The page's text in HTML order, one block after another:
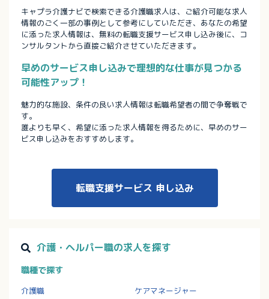
キャプラ介護ナビで検索できる介護職求人は、ご紹介可能な求人
情報のごく一部の事例として参考にしていただき、あなたの希望
に添った求人情報は、無料の転職支援サービス申し込み後に、コ
ンサルタントから直接ご紹介させていただきます。
早めのサービス申し込みで理想的な仕事が見つかる
可能性アップ！
魅力的な施設、条件の良い求人情報は転職希望者の間で争奪戦で
す。
誰よりも早く、希望に添った求人情報を得るために、早めのサー
ビス申し込みをおすすめします。
転職支援サービス 申し込み
介護・ヘルパー職の求人を探す
職種で探す
介護職
ケアマネージャー